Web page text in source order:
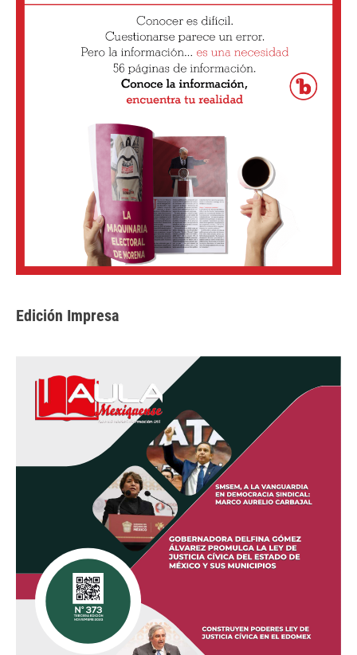
Edición Impresa